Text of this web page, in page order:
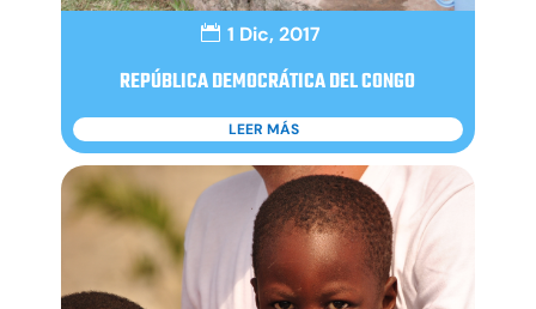
1 Dic, 2017
REPÚBLICA DEMOCRÁTICA DEL CONGO
LEER MÁS